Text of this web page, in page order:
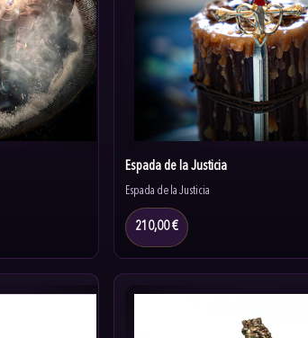
Espada de la Justicia
Espada de la Justicia
210,00 €